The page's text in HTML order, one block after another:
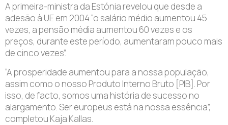
A primeira-ministra da Estónia revelou que desde a
adesão à UE em 2004 “o salário médio aumentou 45
vezes, a pensão média aumentou 60 vezes e os
preços, durante este período, aumentaram pouco mais
de cinco vezes”.
“A prosperidade aumentou para a nossa população,
assim como o nosso Produto Interno Bruto [PIB]. Por
isso, de facto, somos uma história de sucesso no
alargamento. Ser europeus está na nossa essência”,
completou Kaja Kallas.